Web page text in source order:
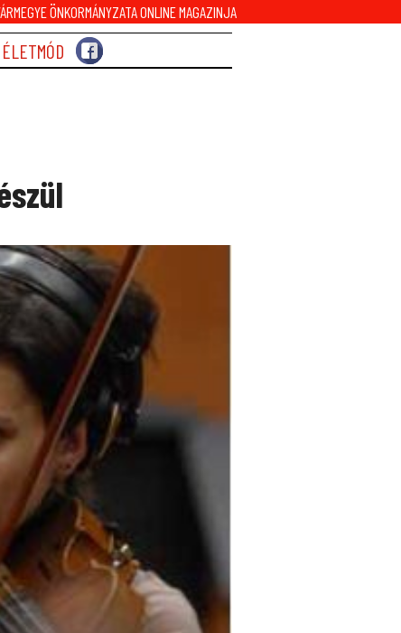
ÖNKORMÁNYZATA ONLINE MAGAZINJA
ÉLETMÓD